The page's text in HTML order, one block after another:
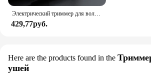
Электрический триммер для волос в носу 2 в 1, USB-зарядка, многокинетические Инструменты для удаления волос в ушах
429,77руб.
Here are the products found in the
ушей